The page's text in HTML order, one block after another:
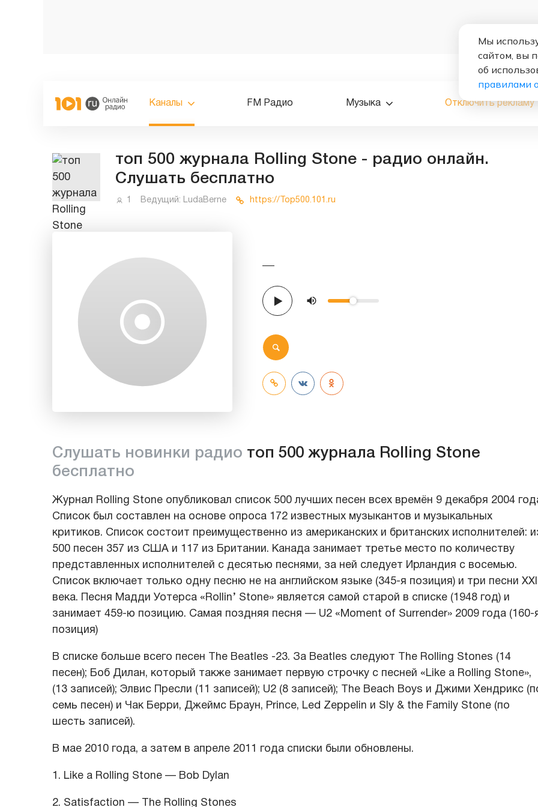
Каналы FM Радио Музыка Отключить рекламу
топ 500 журнала Rolling Stone - радио онлайн.
Слушать бесплатно
1 Ведущий: LudaBerne https://Top500.101.ru
—
Слушать новинки радио топ 500 журнала Rolling Stone
бесплатно
Журнал Rolling Stone опубликовал список 500 лучших песен всех времён 9 декабря 2004
Список был составлен на основе опроса 172 известных музыкантов и музыкальных
критиков. Список состоит преимущественно из американских и британских исполнителей:
500 песен 357 из США и 117 из Британии. Канада занимает третье место по количеству
представленных исполнителей с десятью песнями, за ней следует Ирландия с восемью.
Список включает только одну песню не на английском языке (345-я позиция) и три песни XXI
века. Песня Мадди Уотерса «Rollin’ Stone» является самой старой в списке (1948 год) и
занимает 459-ю позицию. Самая поздняя песня — U2 «Moment of Surrender» 2009 года (160-
позиция)
В списке больше всего песен The Beatles -23. За Beatles следуют The Rolling Stones (14
песен); Боб Дилан, который также занимает первую строчку с песней «Like a Rolling Stone»,
(13 записей); Элвис Пресли (11 записей); U2 (8 записей); The Beach Boys и Джими Хендрикс
семь песен) и Чак Берри, Джеймс Браун, Prince, Led Zeppelin и Sly & the Family Stone (по
шесть записей).
В мае 2010 года, а затем в апреле 2011 года списки были обновлены.
1. Like a Rolling Stone — Bob Dylan
2. Satisfaction — The Rolling Stones
Мы
сайтом, вы
об
правилами